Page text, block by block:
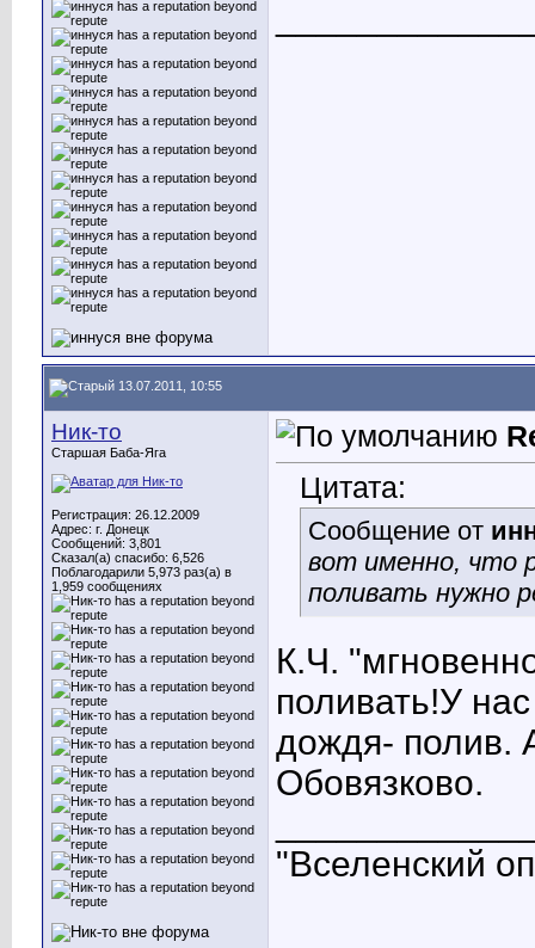
13.07.2011, 10:55
Ник-то
Старшая Баба-Яга
Регистрация: 26.12.2009
Адрес: г. Донецк
Сообщений: 3,801
Сказал(а) спасибо: 6,526
Поблагодарили 5,973 раз(а) в
1,959 сообщениях
Цитата:
Сообщение от
вот именно, что
поливать нужно
К.Ч.
поливать!У
дождя- полив.
Обовязково.
"Вселенский